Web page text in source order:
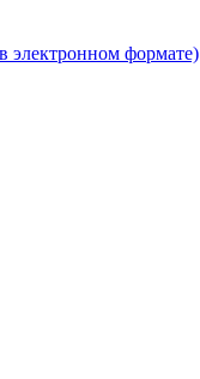
электронном формате)